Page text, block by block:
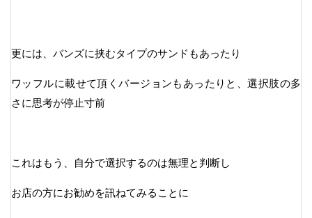
更には、バンズに挟むタイプのサンドもあったり
ワッフルに載せて頂くバージョンもあったりと、選択肢の多
さに思考が停止寸前
これはもう、自分で選択するのは無理と判断し
お店の方にお勧めを訊ねてみることに